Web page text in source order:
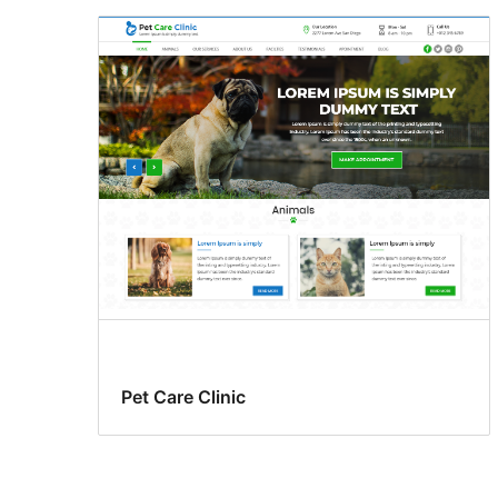
Pet Care Clinic